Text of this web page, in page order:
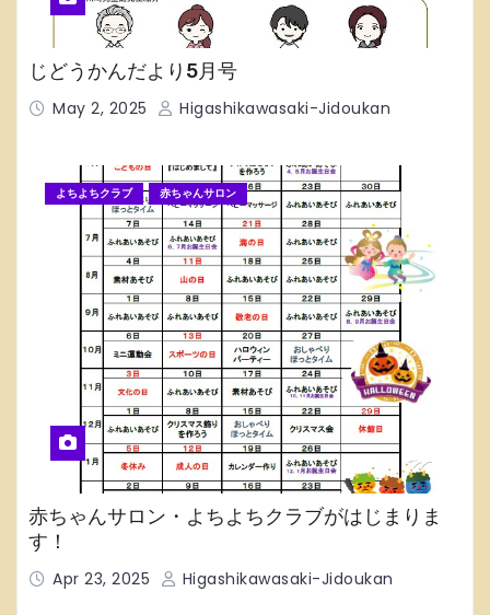
じどうかんだより5月号
May 2, 2025 Higashikawasaki-Jidoukan
よちよちクラブ 赤ちゃんサロン
赤ちゃんサロン・よちよちクラブがはじまりま
す！
Apr 23, 2025 Higashikawasaki-Jidoukan